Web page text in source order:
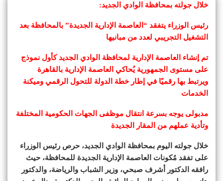
خلال جولته بمحافظة الوادي الجديد:
رئيس الوزراء يتفقد “العاصمة الإدارية الجديدة” بالمحافظة بعد
التشغيل التجريبي لعدد من مبانيها
تم إنشاء العاصمة الإدارية لمحافظة الوادي الجديد كأول نموذج
على مستوى الجمهورية يُحاكي العاصمة الإدارية بالقاهرة
ويرتبط بها رقميًا في إطار خطة الدولة للتحول الرقمي وميكنة
الخدمات
مدبولى يوجه بسرعة انتقال موظفى الجهات الحكومية المختلفة
وتأدية عملهم من المقار الجديدة
خلال جولته اليوم بمحافظة الوادي الجديد، حرص رئيس الوزراء
على تفقد مُكونات العاصمة الإدارية الجديدة للمحافظة، حيث
رافقه الدكتور أشرف صبحي، وزير الشباب والرياضة، والدكتور